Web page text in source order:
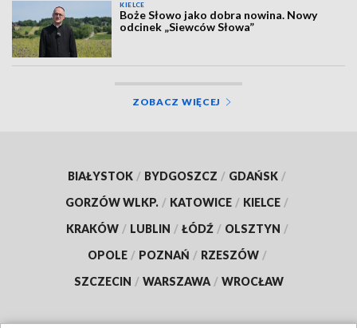
KIELCE
Boże Słowo jako dobra nowina. Nowy
odcinek „Siewców Słowa”
ZOBACZ WIĘCEJ
BIAŁYSTOK / BYDGOSZCZ / GDAŃSK /
GORZÓW WLKP. / KATOWICE / KIELCE /
KRAKÓW / LUBLIN / ŁÓDŹ / OLSZTYN /
OPOLE / POZNAŃ / RZESZÓW /
SZCZECIN / WARSZAWA / WROCŁAW